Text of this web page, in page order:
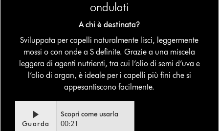
ondulati
A chi è destinata?
Sviluppata per capelli naturalmente lisci, leggermente
mossi o con onde a S definite. Grazie a una miscela
leggera di agenti nutrienti, tra cui l’olio di semi d’uva e
l’olio di argan, è ideale per i capelli più fini che si
appesantiscono facilmente.
Transcript
trascrizione
video
Guarda
Scopri come usarla
00:21